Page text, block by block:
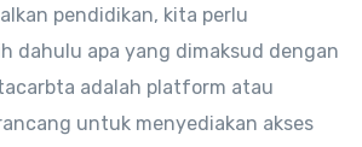
pendidikan, kita perlu
dahulu apa yang dimaksud dengan
adalah platform atau
untuk menyediakan akses